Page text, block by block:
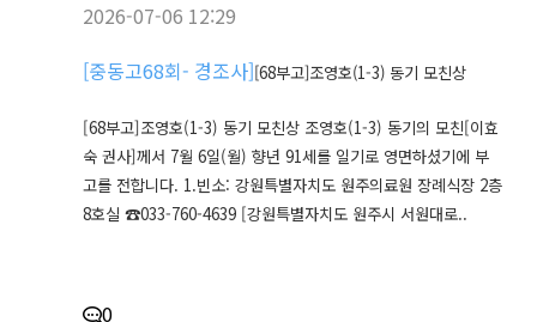
2026-07-06 12:29
[중동고68회- 경조사][68부고]조영호(1-3) 동기 모친상
[68부고]조영호(1-3) 동기 모친상 조영호(1-3) 동기의 모친[이효
숙 권사]께서 7월 6일(월) 향년 91세를 일기로 영면하셨기에 부
고를 전합니다. 1.빈소: 강원특별자치도 원주의료원 장례식장 2층
8호실 ☎033-760-4639 [강원특별자치도 원주시 서원대로..
0